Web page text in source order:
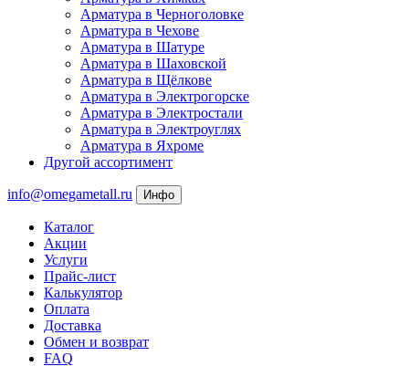
Арматура в Черноголовке
Арматура в Чехове
Арматура в Шатуре
Арматура в Шаховской
Арматура в Щёлкове
Арматура в Электрогорске
Арматура в Электростали
Арматура в Электроуглях
Арматура в Яхроме
Другой ассортимент
info@omegametall.ru Инфо
Каталог
Акции
Услуги
Прайс-лист
Калькулятор
Оплата
Доставка
Обмен и возврат
FAQ